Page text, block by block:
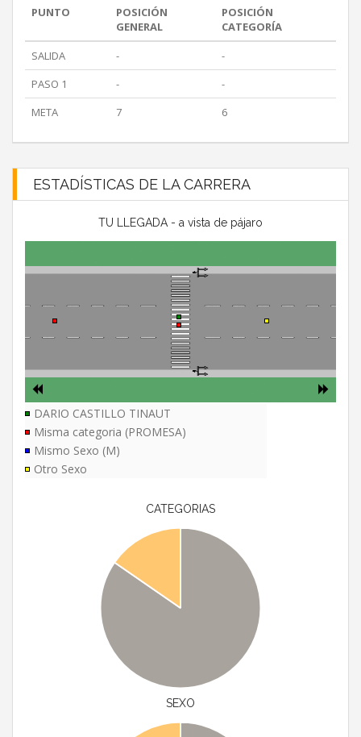
PUNTO
POSICIÓN
GENERAL
POSICIÓN
CATEGORÍA
SALIDA
-
-
PASO 1
-
-
META
7 6
ESTADÍSTICAS DE LA CARRERA
TU LLEGADA - a vista de pájaro
DARIO CASTILLO TINAUT
Misma categoria (PROMESA)
Mismo Sexo (M)
Otro Sexo
CATEGORIAS
SEXO